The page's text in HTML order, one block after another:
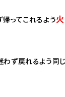
ってこれるよう
わず戻れるよう同